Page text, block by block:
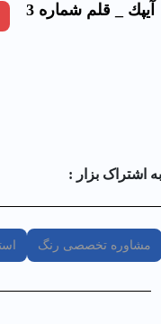
آيپك _ قلم شماره 3
به اشتراک بزار :
مشاوره تخصصی رنگ